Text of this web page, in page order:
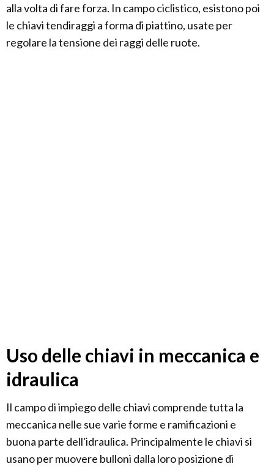
alla volta di fare forza. In campo ciclistico, esistono poi
le chiavi tendiraggi a forma di piattino, usate per
regolare la tensione dei raggi delle ruote.
Uso delle chiavi in meccanica e
idraulica
Il campo di impiego delle chiavi comprende tutta la
meccanica nelle sue varie forme e ramificazioni e
buona parte dell'idraulica. Principalmente le chiavi si
usano per muovere bulloni dalla loro posizione di